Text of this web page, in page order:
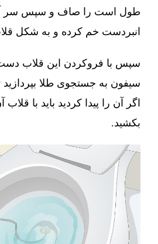
طول است را صاف و سپس سر آن
انبردست خم کرده و به شکل
سپس با فروکردن این قلاب
سیفون به جستجوی طلا بپردازید
اگر آن را پیدا کردید باید با
بکشید.